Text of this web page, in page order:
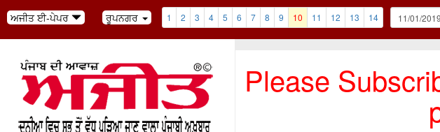
ਅਜੀਤ ਈ-ਪੇਪਰ ਰੂਪਨਗਰ 1 2 3 4 5 6 7 8 9 10 11 12 13 14
Please